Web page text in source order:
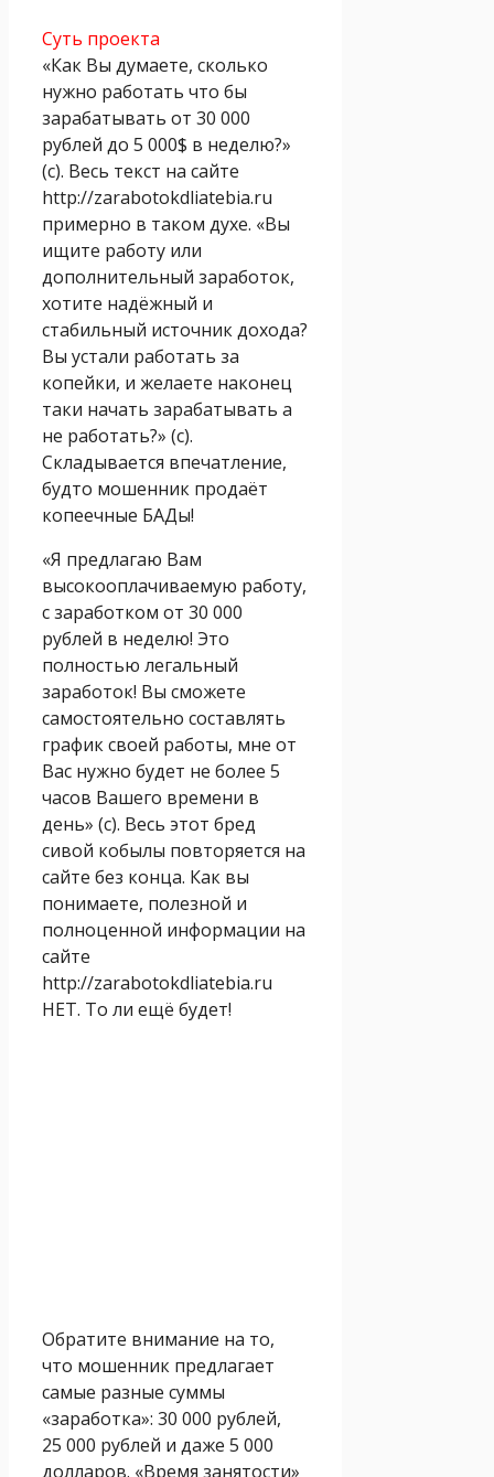
Суть проекта
«Как Вы думаете, сколько
нужно работать что бы
зарабатывать от 30 000
рублей до 5 000$ в неделю?»
(с). Весь текст на сайте
http://zarabotokdliatebia.ru
примерно в таком духе. «Вы
ищите работу или
дополнительный заработок,
хотите надёжный и
стабильный источник дохода?
Вы устали работать за
копейки, и желаете наконец
таки начать зарабатывать а
не работать?» (с).
Складывается впечатление,
будто мошенник продаёт
копеечные БАДы!
«Я предлагаю Вам
высокооплачиваемую работу,
с заработком от 30 000
рублей в неделю! Это
полностью легальный
заработок! Вы сможете
самостоятельно составлять
график своей работы, мне от
Вас нужно будет не более 5
часов Вашего времени в
день» (с). Весь этот бред
сивой кобылы повторяется на
сайте без конца. Как вы
понимаете, полезной и
полноценной информации на
сайте
http://zarabotokdliatebia.ru
НЕТ. То ли ещё будет!
Обратите внимание на то,
что мошенник предлагает
самые разные суммы
«заработка»: 30 000 рублей,
25 000 рублей и даже 5 000
долларов. «Время занятости»